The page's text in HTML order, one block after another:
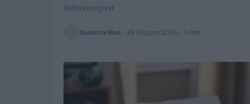
intraeuropeo
Susanna Riva · 26 Giugno 2026 · 3 min